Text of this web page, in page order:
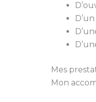
D’un
Mes
Mon